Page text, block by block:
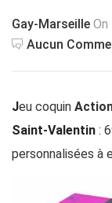
Gay-Marseille On
Aucun
Jeu coquin
Saint-Valentin :
personnalisées à